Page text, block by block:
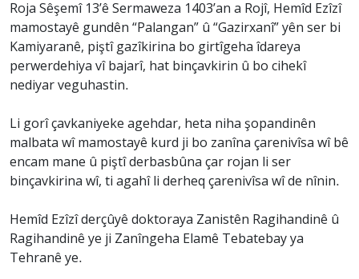
Roja Sêşemî 13’ê Sermaweza 1403’an a Rojî, Hemîd Ezîzî
mamostayê gundên “Palangan” û “Gazirxanî” yên ser bi
Kamiyaranê, piştî gazîkirina bo girtîgeha îdareya
perwerdehiya vî bajarî, hat binçavkirin û bo cihekî
nediyar veguhastin.
Li gorî çavkaniyeke agehdar, heta niha şopandinên
malbata wî mamostayê kurd ji bo zanîna çarenivîsa wî bê
encam mane û piştî derbasbûna çar rojan li ser
binçavkirina wî, ti agahî li derheq çarenivîsa wî de nînin.
Hemîd Ezîzî derçûyê doktoraya Zanistên Ragihandinê û
Ragihandinê ye ji Zanîngeha Elamê Tebatebay ya
Tehranê ye.